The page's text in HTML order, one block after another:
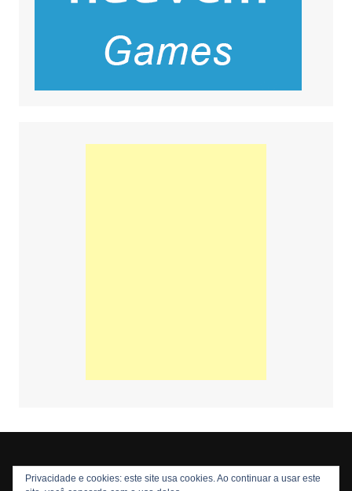
Copyright © 2026 Nós Nerds. Todos os direitos reservados
Privacidade e cookies: este site usa cookies. Ao continuar a usar este